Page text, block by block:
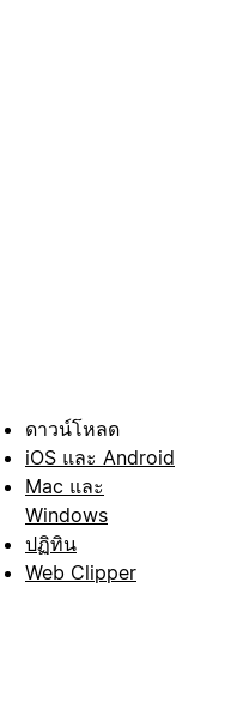
ดาวน์โหลด
iOS และ Android
Mac และ
Windows
ปฏิทิน
Web Clipper